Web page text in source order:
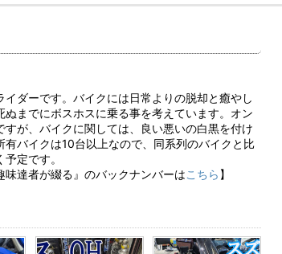
イダーです。バイクには日常よりの脱却と癒やし
ぬまでにボスホスに乗る事を考えています。オン
すが、バイクに関しては、良い悪いの白黒を付け
有バイクは10台以上なので、同系列のバイクと比
定です。
味達者が綴る』のバックナンバーはこちら 】